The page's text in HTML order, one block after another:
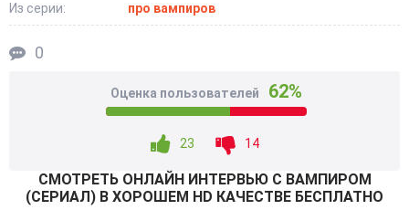
Из серии:
про вампиров
0
Оценка пользователей 62%
23 14
СМОТРEТЬ ОНЛАЙН ИНТЕРВЬЮ С ВАМПИРОМ
(СЕРИАЛ) В ХОРОШЕМ HD КАЧЕСТВЕ БЕСПЛАТНО